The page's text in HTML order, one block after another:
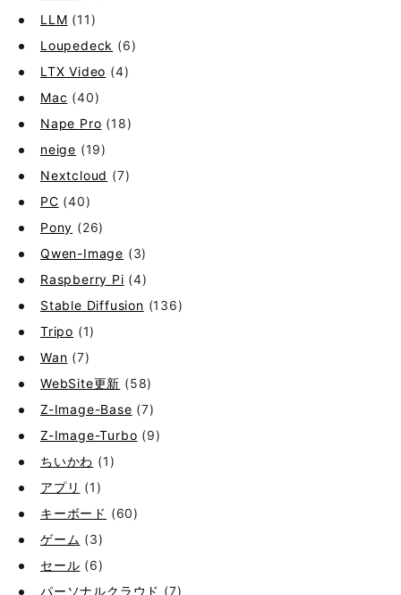
LLM (11)
Loupedeck (6)
LTX Video (4)
Mac (40)
Nape Pro (18)
neige (19)
Nextcloud (7)
PC (40)
Pony (26)
Qwen-Image (3)
Raspberry Pi (4)
Stable Diffusion (136)
Tripo (1)
Wan (7)
WebSite更新 (58)
Z-Image-Base (7)
Z-Image-Turbo (9)
ちいかわ (1)
アプリ (1)
キーボード (60)
ゲーム (3)
セール (6)
パーソナルクラウド (7)